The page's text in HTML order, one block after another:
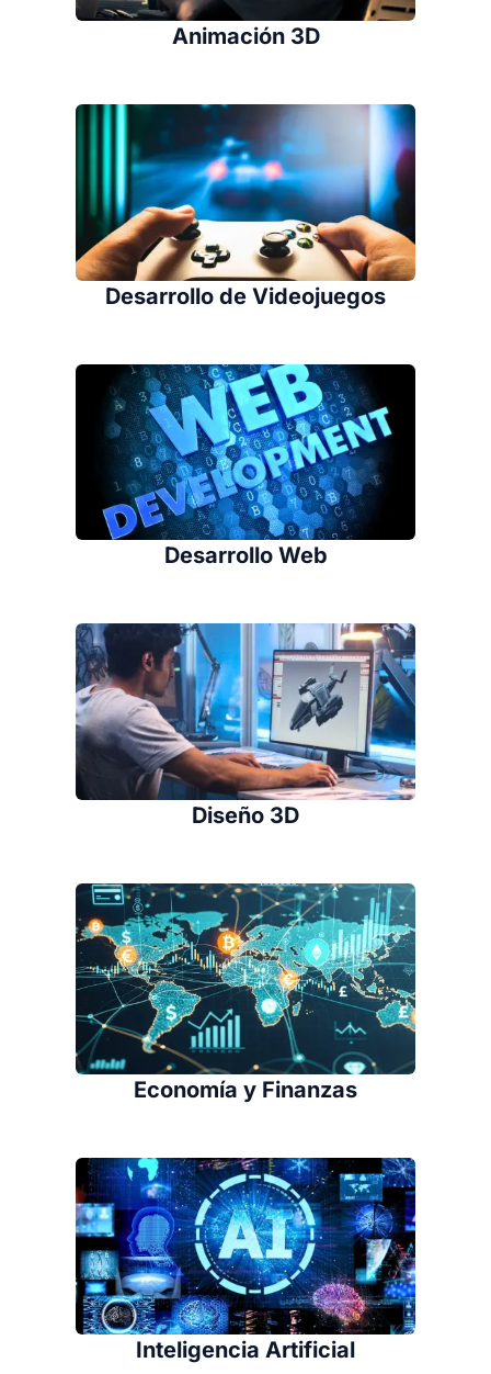
Animación 3D
Desarrollo de Videojuegos
Desarrollo Web
Diseño 3D
Economía y Finanzas
Inteligencia Artificial